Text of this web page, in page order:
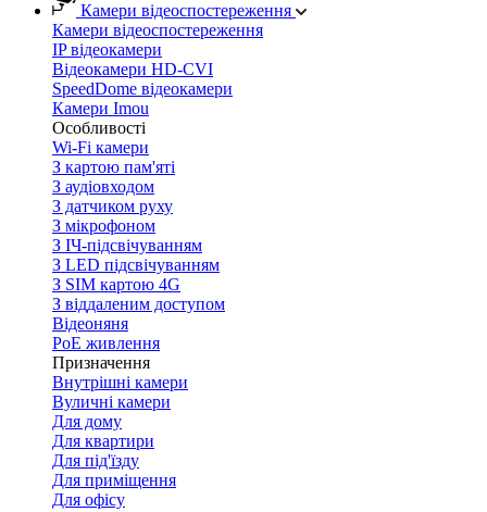
Камери відеоспостереження
Камери відеоспостереження
IP відеокамери
Відеокамери HD-CVI
SpeedDome відеокамери
Камери Imou
Особливості
Wi-Fi камери
З картою пам'яті
З аудіовходом
З датчиком руху
З мікрофоном
З ІЧ-підсвічуванням
З LED підсвічуванням
З SIM картою 4G
З віддаленим доступом
Відеоняня
PoE живлення
Призначення
Внутрішні камери
Вуличні камери
Для дому
Для квартири
Для під'їзду
Для приміщення
Для офісу